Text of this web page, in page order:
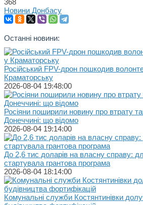
Новини Донбасу
Останні новини:
Російський FPV-дрон пошкодив
Краматорську
2026-08-04 19:48:00
Росіяни поширили новину про втрату
Донеччині: що відомо
2026-08-04 19:14:00
До 2,6 тис доларів на власну справу:
стартувала грантова програма
2026-08-04 18:14:00
Комунальні служби Костянтинівки